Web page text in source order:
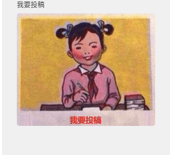
我要投稿